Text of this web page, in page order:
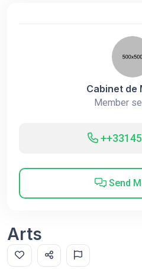
Cabinet de
Member
Send
Arts